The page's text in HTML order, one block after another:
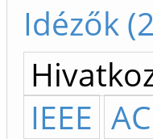
Idézők
IEEE